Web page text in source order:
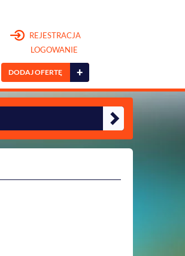
REJESTRACJA
LOGOWANIE
DODAJ OFERTĘ +